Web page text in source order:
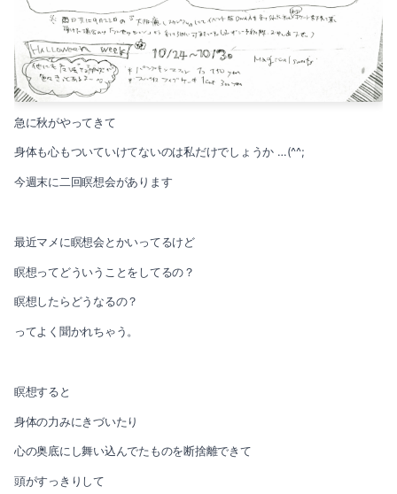
急に秋がやってきて
身体も心もついていけてないのは私だけでしょうか …(^^;
今週末に二回瞑想会があります
最近マメに瞑想会とかいってるけど
瞑想ってどういうことをしてるの？
瞑想したらどうなるの？
ってよく聞かれちゃう。
瞑想すると
身体の力みにきづいたり
心の奥底にし舞い込んでたものを断捨離できて
頭がすっきりして